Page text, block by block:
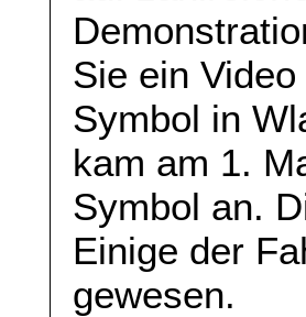
Sie ein
Symbol in
kam am 1.
Symbol an.
Einige der
gewesen.